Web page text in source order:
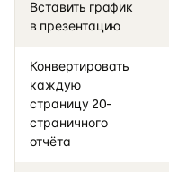
Вставить график
в презентацию
Конвертировать
каждую
страницу 20-
страничного
отчёта